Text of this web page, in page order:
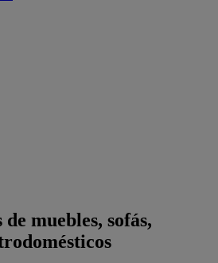
muebles, sofás,